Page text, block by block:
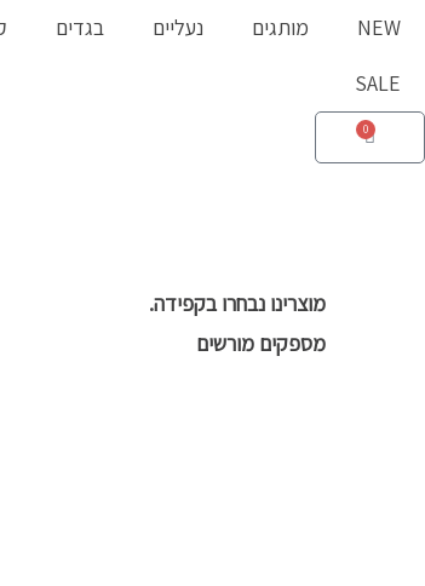
דילוגNEW מותגים נעליים בגדים
SALE
0
עגלת
מוצרינו נבחרו בקפידה.
מספקים מורשים